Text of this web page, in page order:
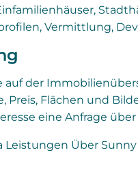
Vermittlung,
auf der
Preis, Flächen und
eine Anfrage
Leistungen Über